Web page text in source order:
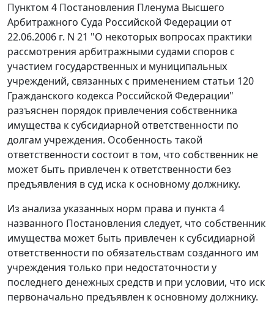
Пунктом 4 Постановления Пленума Высшего
Арбитражного Суда Российской Федерации от
22.06.2006 г. N 21 "О некоторых вопросах практики
рассмотрения арбитражными судами споров с
участием государственных и муниципальных
учреждений, связанных с применением статьи 120
Гражданского кодекса Российской Федерации"
разъяснен порядок привлечения собственника
имущества к субсидиарной ответственности по
долгам учреждения. Особенность такой
ответственности состоит в том, что собственник не
может быть привлечен к ответственности без
предъявления в суд иска к основному должнику.
Из анализа указанных норм права и пункта 4
названного Постановления следует, что собственник
имущества может быть привлечен к субсидиарной
ответственности по обязательствам созданного им
учреждения только при недостаточности у
последнего денежных средств и при условии, что иск
первоначально предъявлен к основному должнику.